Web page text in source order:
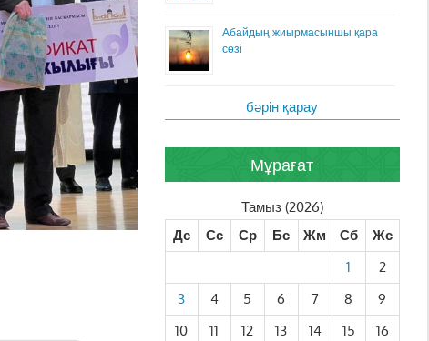
Абайдың жиырмасыншы қара
сөзі
бәрін қарау
Мұрағат
Тамыз (2026)
Дс
Сс Ср Бс Жм Сб
Жс
1
2
3
4 5 6 7 8
9
10
11 12 13 14 15
16